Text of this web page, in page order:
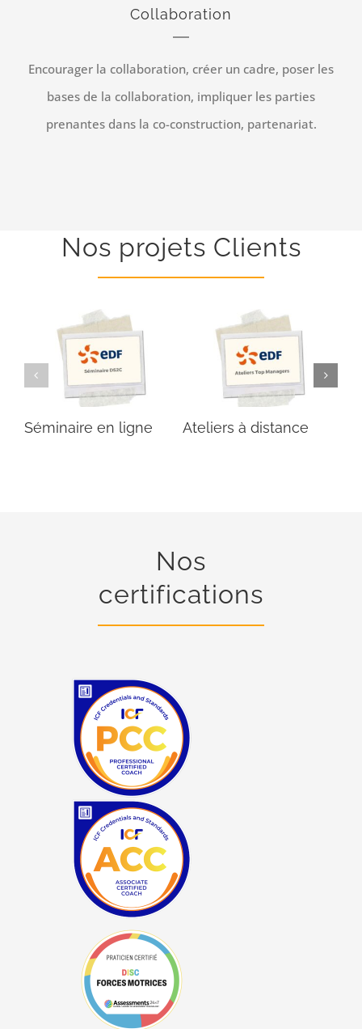
Collaboration
Encourager la collaboration, créer un cadre, poser les
bases de la collaboration, impliquer les parties
prenantes dans la co-construction, partenariat.
Nos projets Clients
Séminaire en ligne Ateliers à distance
Nos
certifications